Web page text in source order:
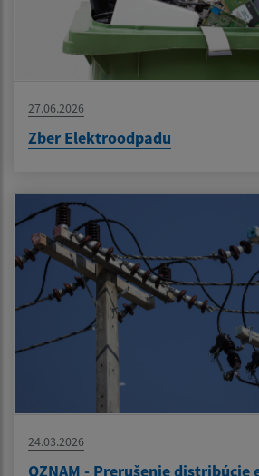
27.06.2026
Zber Elektroodpadu
24.03.2026
OZNAM - Prerušenie distribúcie